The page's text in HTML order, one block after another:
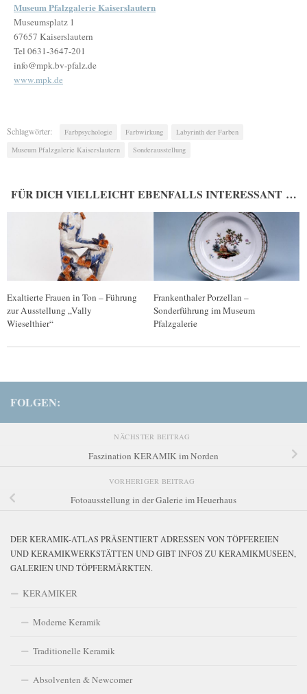
Museum Pfalzgalerie Kaiserslautern
Museumsplatz 1
67657 Kaiserslautern
Tel 0631-3647-201
info@mpk.bv-pfalz.de
www.mpk.de
Schlagwörter: Farbpsychologie Farbwirkung
Labyrinth der Farben
Museum Pfalzgalerie Kaiserslautern
Sonderausstellung
FÜR DICH VIELLEICHT EBENFALLS INTERESSANT …
Exaltierte Frauen in Ton – Führung
zur Ausstellung „Vally
Wieselthier“
Frankenthaler Porzellan –
Sonderführung im Museum
Pfalzgalerie
FOLGEN:
NÄCHSTER BEITRAG
Faszination KERAMIK im Norden
VORHERIGER BEITRAG
Fotoausstellung in der Galerie im Heuerhaus
DER KERAMIK-ATLAS PRÄSENTIERT ADRESSEN VON TÖPFEREIEN
UND KERAMIKWERKSTÄTTEN UND GIBT INFOS ZU KERAMIKMUSEEN,
GALERIEN UND TÖPFERMÄRKTEN.
KERAMIKER
Moderne Keramik
Traditionelle Keramik
Absolventen & Newcomer